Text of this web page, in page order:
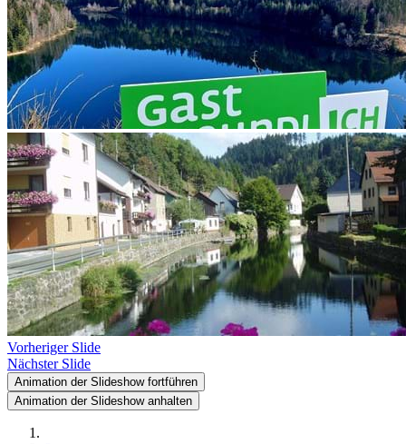
Vorheriger Slide
Nächster Slide
Animation der Slideshow fortführen
Animation der Slideshow anhalten